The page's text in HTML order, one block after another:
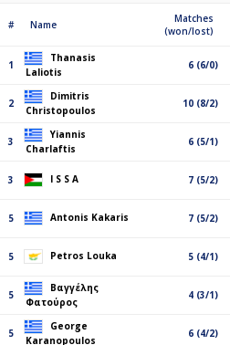
# Name
Matches
(won/lost)
1
Thanasis
Laliotis
6 (6/0)
2
Dimitris
Christopoulos
10 (8/2)
3
Yiannis
Charlaftis
6 (5/1)
3 I S S A 7 (5/2)
5 Antonis Kakaris 7 (5/2)
5 Petros Louka 5 (4/1)
5
Βαγγέλης
Φατούρος
4 (3/1)
5
George
Karanopoulos
6 (4/2)